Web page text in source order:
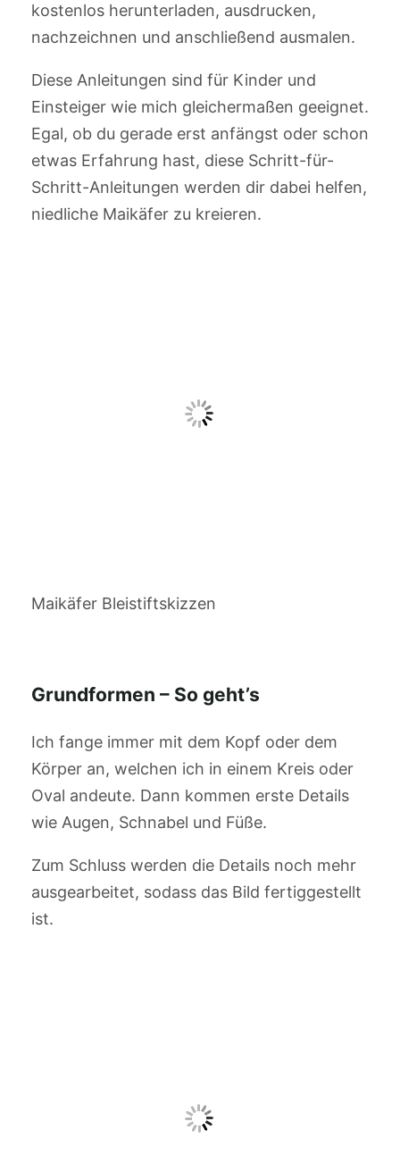
kostenlos herunterladen, ausdrucken,
nachzeichnen und anschließend ausmalen.
Diese Anleitungen sind für Kinder und
Einsteiger wie mich gleichermaßen geeignet.
Egal, ob du gerade erst anfängst oder schon
etwas Erfahrung hast, diese Schritt-für-
Schritt-Anleitungen werden dir dabei helfen,
niedliche Maikäfer zu kreieren.
Maikäfer Bleistiftskizzen
Grundformen – So geht’s
Ich fange immer mit dem Kopf oder dem
Körper an, welchen ich in einem Kreis oder
Oval andeute. Dann kommen erste Details
wie Augen, Schnabel und Füße.
Zum Schluss werden die Details noch mehr
ausgearbeitet, sodass das Bild fertiggestellt
ist.